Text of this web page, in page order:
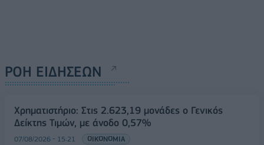
ΡΟΗ ΕΙΔΗΣΕΩΝ
Χρηματιστήριο: Στις 2.623,19 μονάδες ο Γενικός
Δείκτης Τιμών, με άνοδο 0,57%
07/08/2026 - 15:21 ΟΙΚΟΝΟΜΙΑ